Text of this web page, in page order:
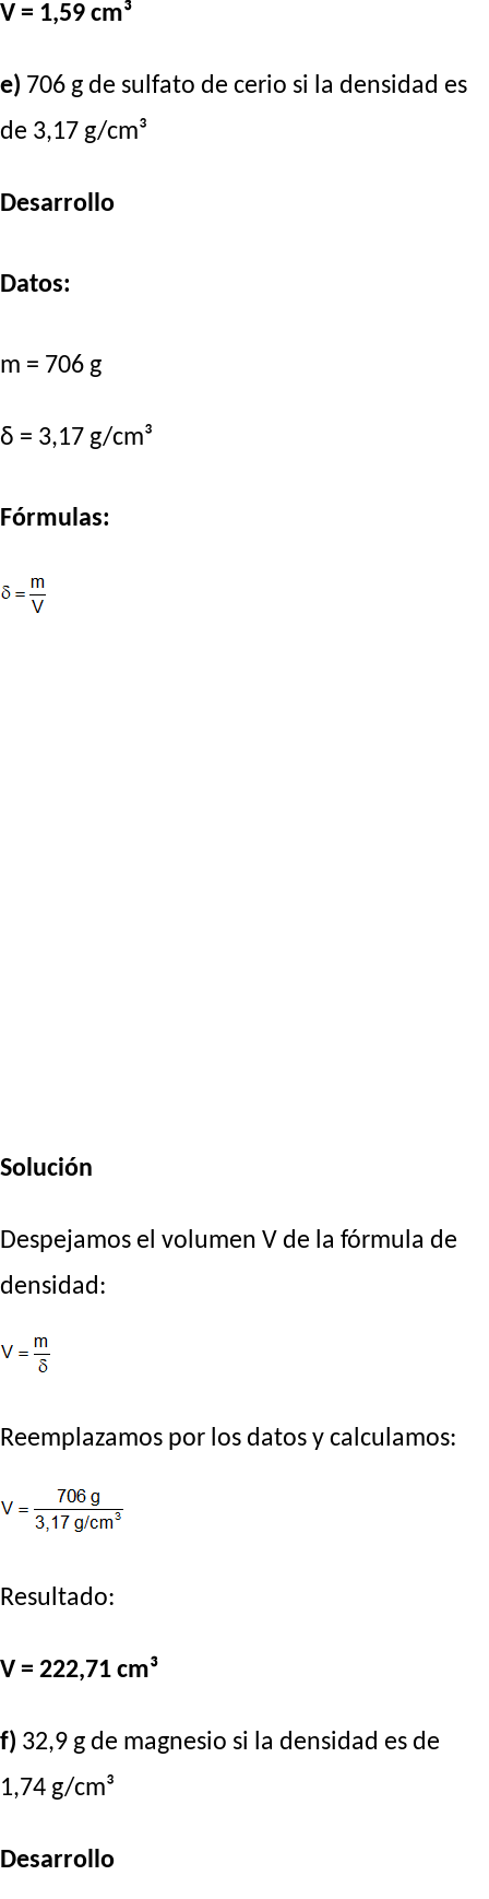
V = 1,59 cm³
e) 706 g de sulfato de cerio si la densidad es
de 3,17 g/cm³
Desarrollo
Datos:
m = 706 g
δ = 3,17 g/cm³
Fórmulas:
Solución
Despejamos el volumen V de la fórmula de
densidad:
Reemplazamos por los datos y calculamos:
Resultado:
V = 222,71 cm³
f) 32,9 g de magnesio si la densidad es de
1,74 g/cm³
Desarrollo